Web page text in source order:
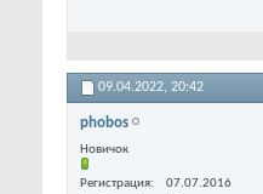
09.04.2022, 20:42
phobos
Новичок
Регистрация
07.07.2016